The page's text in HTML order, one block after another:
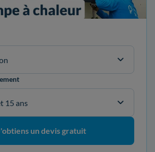
15 ans
un devis gratuit